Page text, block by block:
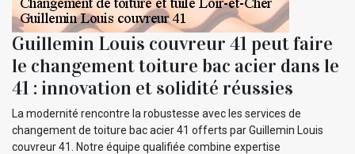
Guillemin Louis couvreur 41 peut faire
le changement toiture bac acier dans le
41 : innovation et solidité réussies
La modernité rencontre la robustesse avec les services de
changement de toiture bac acier 41 offerts par Guillemin Louis
couvreur 41. Notre équipe qualifiée combine expertise